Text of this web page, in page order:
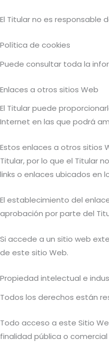
El Titular no es responsable
Política de cookies
Puede consultar toda la
Enlaces a otros sitios Web
El Titular puede
Internet en las que podrá
Estos enlaces a otros sitios
Titular, por lo que el Titular
links o enlaces ubicados en
El establecimiento del
aprobación por parte del
Si accede a un sitio web
de este sitio Web.
Propiedad intelectual e
Todos los derechos están
Todo acceso a este Sitio
finalidad pública o